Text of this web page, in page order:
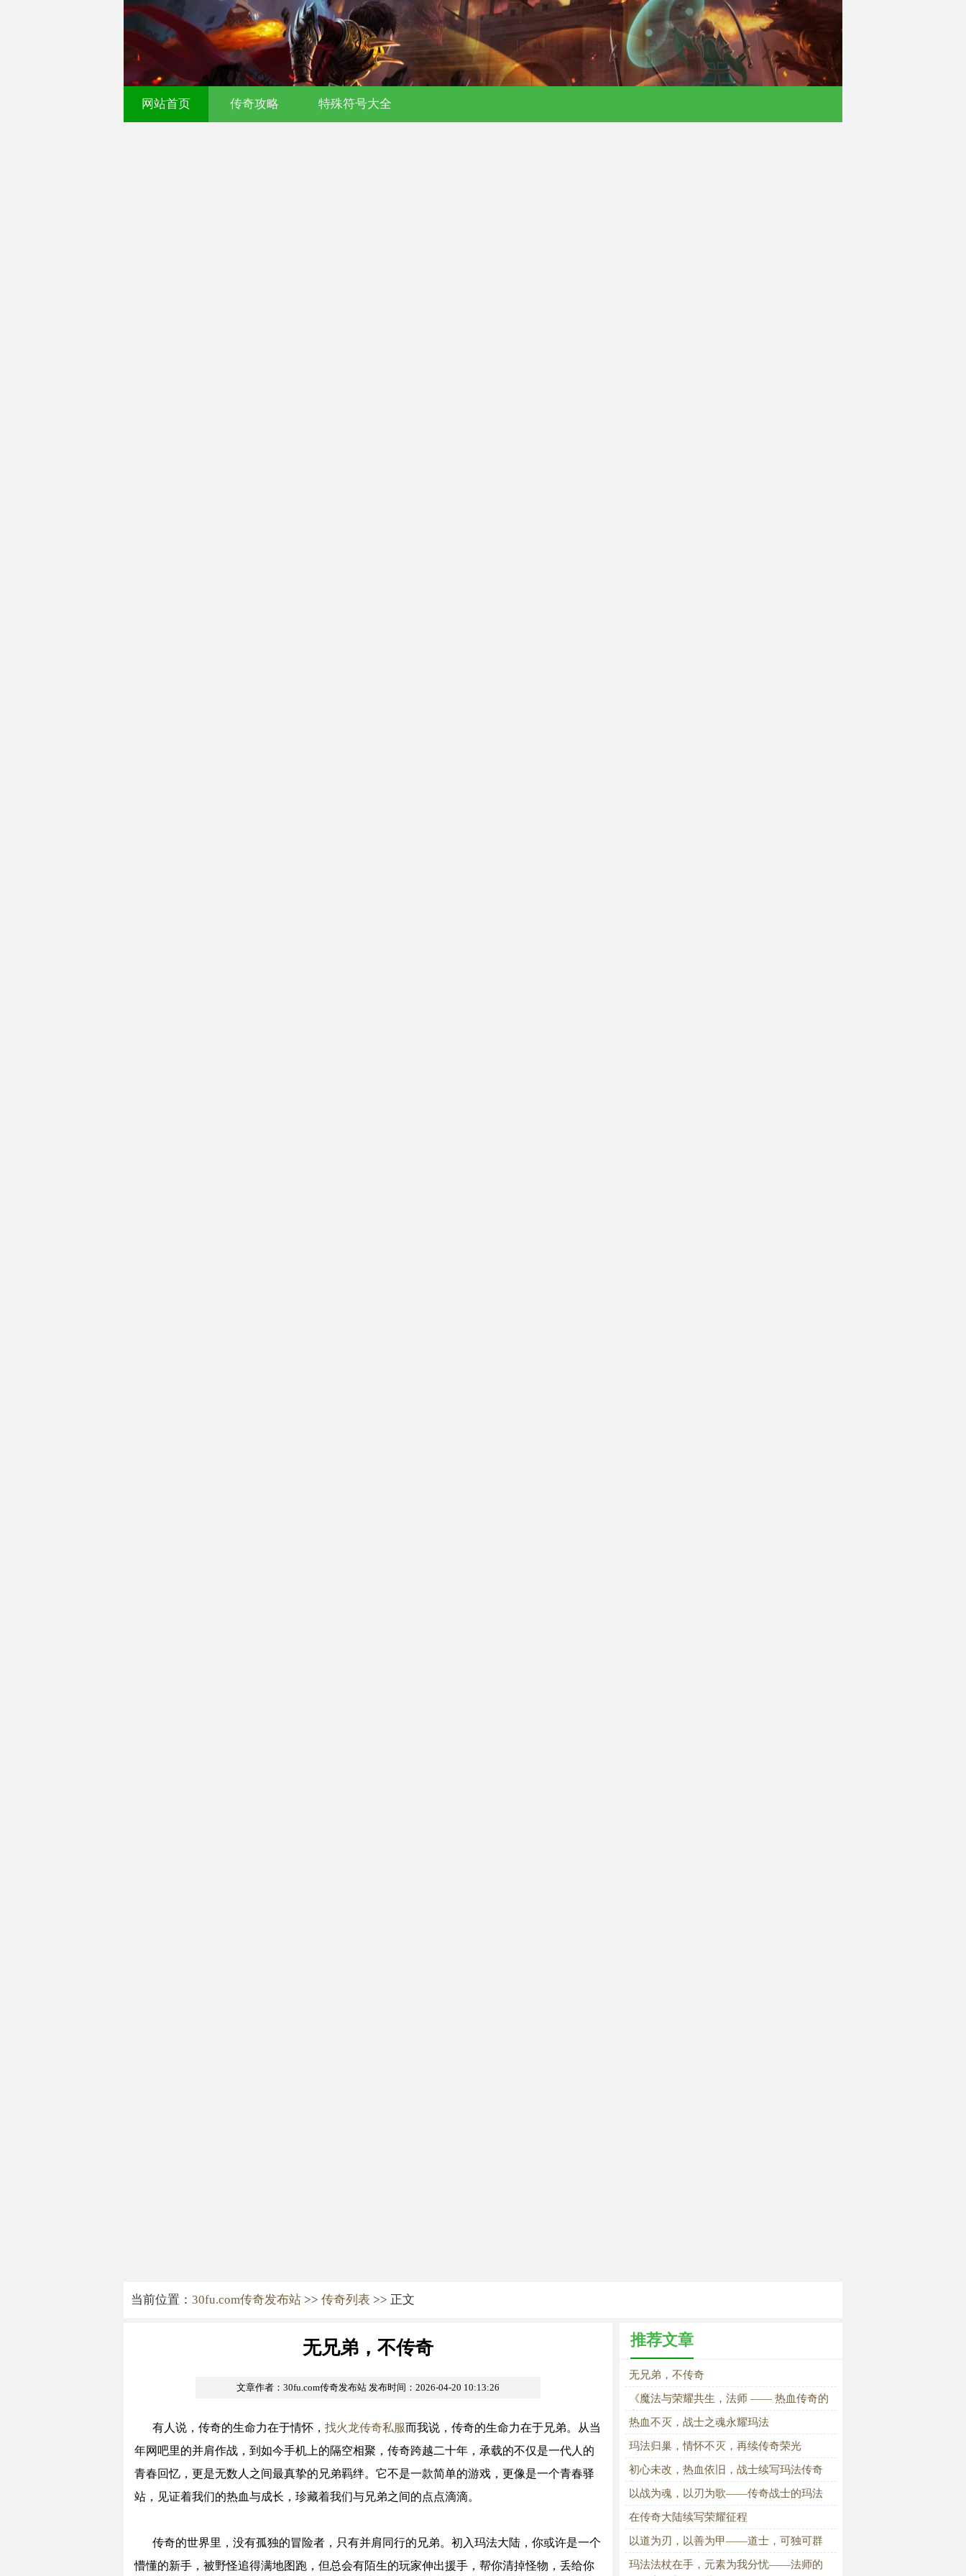
网站首页 传奇攻略 特殊符号大全
当前位置： 30fu.com传奇发布站 >> 传奇列表 >> 正文
无兄弟，不传奇
文章作者：30fu.com传奇发布站 发布时间：2026-04-20 10:13:26
有人说，传奇的生命力在于情怀， 找火龙传奇私服而我说，传奇的生命力在于兄弟。从当
年网吧里的并肩作战，到如今手机上的隔空相聚，传奇跨越二十年，承载的不仅是一代人的
青春回忆，更是无数人之间最真挚的兄弟羁绊。它不是一款简单的游戏，更像是一个青春驿
站，见证着我们的热血与成长，珍藏着我们与兄弟之间的点点滴滴。
传奇的世界里，没有孤独的冒险者，只有并肩同行的兄弟。初入玛法大陆，你或许是一个
懵懂的新手，被野怪追得满地图跑，但总会有陌生的玩家伸出援手，帮你清掉怪物，丢给你
推荐文章
无兄弟，不传奇
《魔法与荣耀共生，法师 —— 热血传奇的
永恒信仰》
热血不灭，战士之魂永耀玛法
玛法归巢，情怀不灭，再续传奇荣光
初心未改，热血依旧，战士续写玛法传奇
新篇章
以战为魂，以刃为歌——传奇战士的玛法
征程
在传奇大陆续写荣耀征程
以道为刃，以善为甲——道士，可独可群
的玛法全能王者
玛法法杖在手，元素为我分忧——法师的